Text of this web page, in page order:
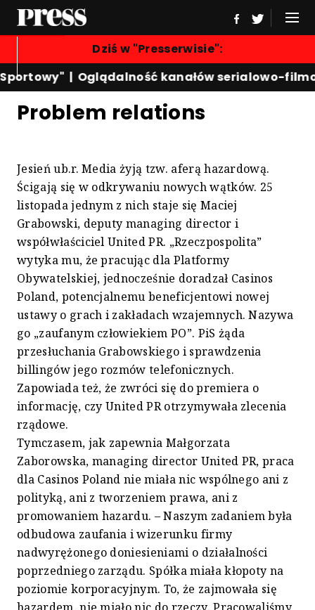
Dziś w "Presserwisie":
Oglądalność kanałów serialowo-
Problem relations
Jesień ub.r. Media żyją tzw. aferą hazardową.
Ścigają się w odkrywaniu nowych wątków. 25
listopada jednym z nich staje się Maciej
Grabowski, deputy managing director i
współwłaściciel United PR. „Rzeczpospolita”
wytyka mu, że pracując dla Platformy
Obywatelskiej, jednocześnie doradzał Casinos
Poland, potencjalnemu beneficjentowi nowej
ustawy o grach i zakładach wzajemnych. Nazywa
go „zaufanym człowiekiem PO”. PiS żąda
przesłuchania Grabowskiego i sprawdzenia
billingów jego rozmów telefonicznych.
Zapowiada też, że zwróci się do premiera o
informację, czy United PR otrzymywała zlecenia
rządowe.
Tymczasem, jak zapewnia Małgorzata
Zaborowska, managing director United PR, praca
dla Casinos Poland nie miała nic wspólnego ani z
polityką, ani z tworzeniem prawa, ani z
promowaniem hazardu. – Naszym zadaniem była
odbudowa zaufania i wizerunku firmy
nadwyrężonego doniesieniami o działalności
poprzedniego zarządu. Spółka miała kłopoty na
poziomie korporacyjnym. To, że zajmowała się